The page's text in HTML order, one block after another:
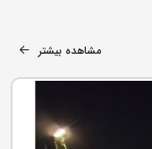
مشاهده بیشتر